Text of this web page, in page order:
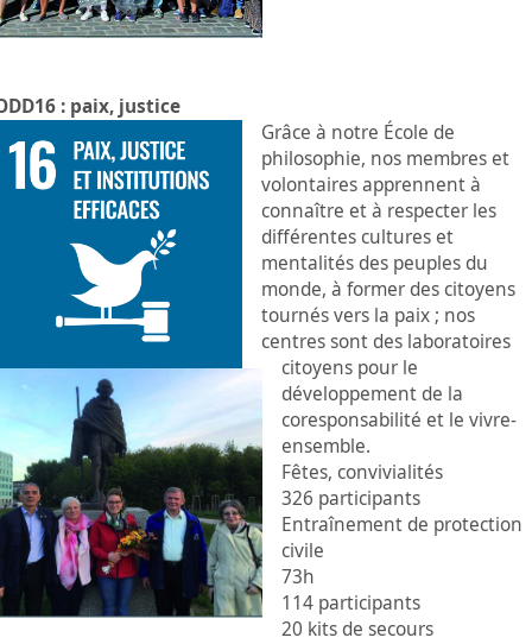
: paix, justice
Grâce à notre École de
philosophie, nos membres et
volontaires apprennent à
connaître et à respecter les
différentes cultures et
mentalités des peuples du
monde, à former des citoyens
tournés vers la paix ; nos
centres sont des laboratoires
citoyens pour le
développement de la
coresponsabilité et le vivre-
ensemble.
Fêtes, convivialités
326 participants
Entraînement de protection
civile
73h
114 participants
20 kits de secours